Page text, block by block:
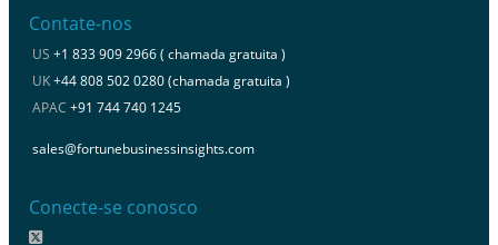
Contate-nos
US +1 833 909 2966 ( chamada gratuita )
UK+44 808 502 0280 (chamada gratuita )
APAC +91 744 740 1245
sales@fortunebusinessinsights.com
Conecte-se conosco